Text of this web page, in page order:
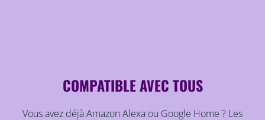
COMPATIBLE AVEC TOUS
Vous avez déjà Amazon Alexa ou Google Home ? Les